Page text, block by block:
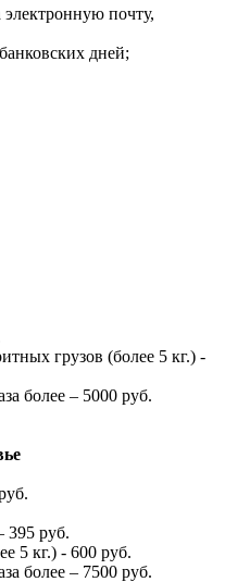
электронную почту,
дней;
грузов (более 5 кг.) -
более – 5000 руб.
395 руб.
5 кг.) - 600 руб.
более – 7500 руб.